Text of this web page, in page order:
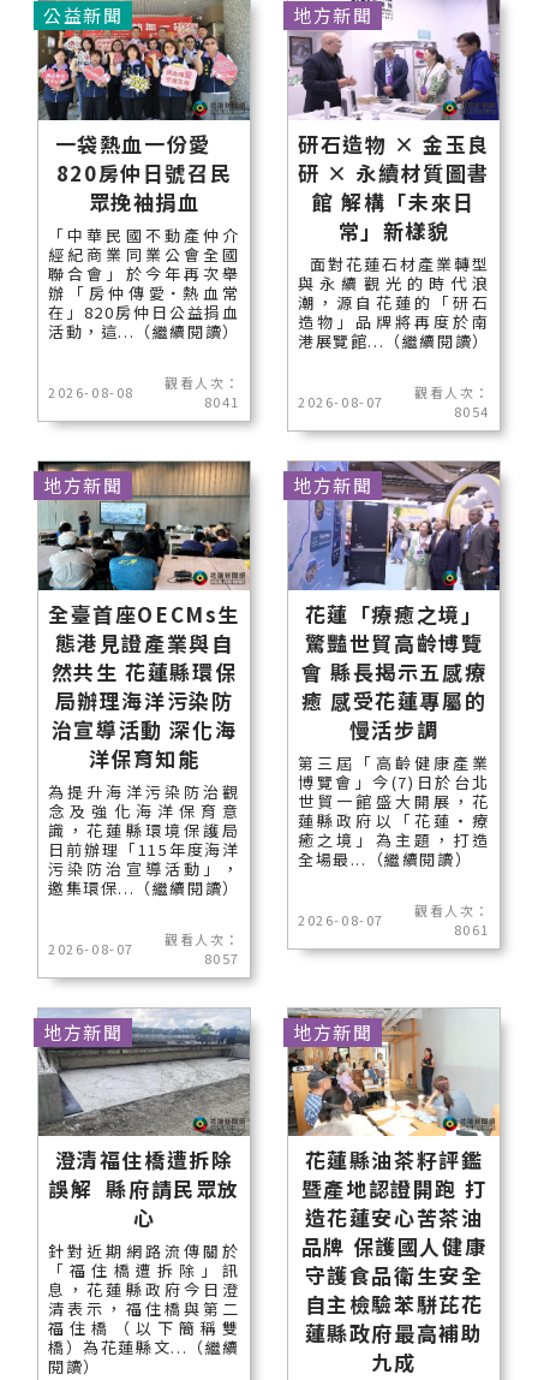
一袋熱血一份愛
820房仲日號召民
眾挽袖捐血
「中華民國不動產仲介
經紀商業同業公會全國
聯合會」於今年再次舉
辦「房仲傳愛˙熱血常
在」820房仲日公益捐血
活動，這...（繼續閱讀）
2026-08-08
觀看人次：
8041
公益新聞
研石造物 × 金玉良
研 × 永續材質圖書
館 解構「未來日
常」新樣貌
面對花蓮石材產業轉型
與永續觀光的時代浪
潮，源自花蓮的「研石
造物」品牌將再度於南
港展覽館...（繼續閱讀）
2026-08-07
觀看人次：
8054
地方新聞
全臺首座OECMs生
態港見證產業與自
然共生 花蓮縣環保
局辦理海洋污染防
治宣導活動 深化海
洋保育知能
為提升海洋污染防治觀
念及強化海洋保育意
識，花蓮縣環境保護局
日前辦理「115年度海洋
污染防治宣導活動」，
邀集環保...（繼續閱讀）
2026-08-07
觀看人次：
8057
地方新聞
花蓮「療癒之境」
驚豔世貿高齡博覽
會 縣長揭示五感療
癒 感受花蓮專屬的
慢活步調
第三屆「高齡健康產業
博覽會」今(7)日於台北
世貿一館盛大開展，花
蓮縣政府以「花蓮‧療
癒之境」為主題，打造
全場最...（繼續閱讀）
2026-08-07
觀看人次：
8061
地方新聞
澄清福住橋遭拆除
誤解 縣府請民眾放
心
針對近期網路流傳關於
「福住橋遭拆除」訊
息，花蓮縣政府今日澄
清表示，福住橋與第二
福住橋（以下簡稱雙
橋）為花蓮縣文...（繼續
閱讀）
地方新聞
花蓮縣油茶籽評鑑
暨產地認證開跑 打
造花蓮安心苦茶油
品牌 保護國人健康
守護食品衛生安全
自主檢驗苯駢芘花
蓮縣政府最高補助
九成
地方新聞